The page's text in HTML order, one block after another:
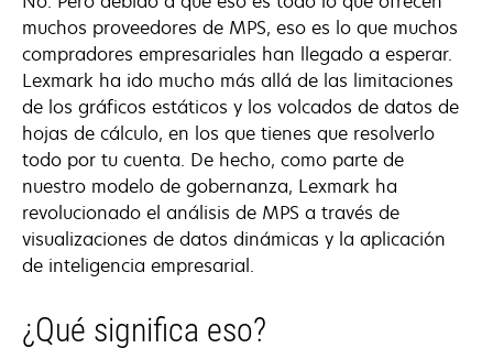
muchos proveedores de MPS, eso es lo que muchos
compradores empresariales han llegado a esperar.
Lexmark ha ido mucho más allá de las limitaciones
de los gráficos estáticos y los volcados de datos de
hojas de cálculo, en los que tienes que resolverlo
todo por tu cuenta. De hecho, como parte de
nuestro modelo de gobernanza, Lexmark ha
revolucionado el análisis de MPS a través de
visualizaciones de datos dinámicas y la aplicación
de inteligencia empresarial.
¿Qué significa eso?